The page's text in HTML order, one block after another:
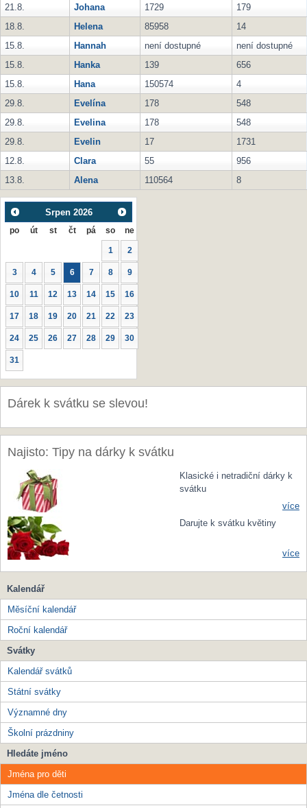
21.8.
Johana 1729
179
18.8.
Helena 85958
14
15.8.
Hannah není dostupné
není dostupné
15.8.
Hanka 139
656
15.8.
Hana 150574
4
29.8.
Evelína 178
548
29.8.
Evelina 178
548
29.8.
Evelin 17
1731
12.8.
Clara 55
956
13.8.
Alena 110564 8
Srpen 2026
po út st čt pá so ne
1 2
3 4 5 6 7 8 9
10 11 12 13 14 15 16
17 18 19 20 21 22 23
24 25 26 27 28 29 30
31
Dárek k svátku se slevou!
Najisto: Tipy na dárky k svátku
Klasické i netradiční dárky k
svátku
více
Darujte k svátku květiny
více
Kalendář
Měsíční kalendář
Roční kalendář
Svátky
Kalendář svátků
Státní svátky
Významné dny
Školní prázdniny
Hledáte jméno
Jména pro děti
Jména dle četnosti